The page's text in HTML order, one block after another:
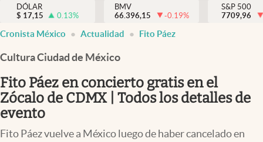
México
Dólar y mercados
Pc y celular
Vida y estilo
Tv
DÓLAR
$ 17,15 0.13%
BMV
66.396,15
-0.19%
S&P 500
7709,96
Cronista México Actualidad Fito Páez
Cultura Ciudad de México
Fito Páez en concierto gratis en el
Zócalo de CDMX | Todos los detalles de
evento
Fito Páez vuelve a México luego de haber cancelado en